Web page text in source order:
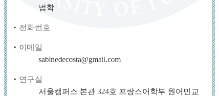
법학
전화번호
이메일
sabinedecosta@gmail.com
연구실
서울캠퍼스 본관 324호 프랑스어학부 원어민교